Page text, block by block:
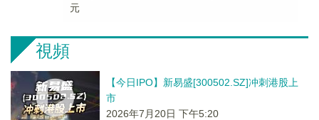
元
視頻
【今日IPO】新易盛[300502.SZ]冲刺港股上
市
2026年7月20日 下午5:20